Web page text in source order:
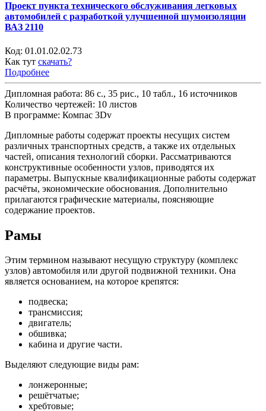
Проект пункта технического обслуживания легковых
автомобилей с разработкой улучшенной шумоизоляции
ВАЗ 2110
Код: 01.01.02.02.73
Как тут скачать?
Подробнее
Дипломная работа: 86 с., 35 рис., 10 табл., 16 источников
Количество чертежей: 10 листов
В программе: Компас 3Dv
Дипломные работы содержат проекты несущих систем
различных транспортных средств, а также их отдельных
частей, описания технологий сборки. Рассматриваются
конструктивные особенности узлов, приводятся их
параметры. Выпускные квалификационные работы содержат
расчёты, экономические обоснования. Дополнительно
прилагаются графические материалы, поясняющие
содержание проектов.
Рамы
Этим термином называют несущую структуру (комплекс
узлов) автомобиля или другой подвижной техники. Она
является основанием, на которое крепятся:
подвеска;
трансмиссия;
двигатель;
обшивка;
кабина и другие части.
Выделяют следующие виды рам:
лонжеронные;
решётчатые;
хребтовые;